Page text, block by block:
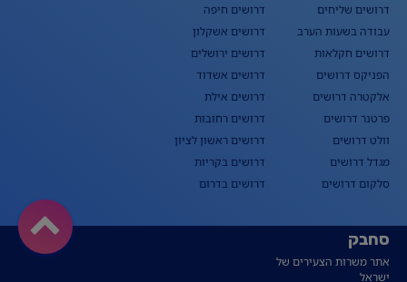
דרושים שליחים
עבודה בשעות הערב
דרושים חקלאות
הפניקס דרושים
אלקטרה דרושים
פרטנר דרושים
וולט דרושים
מגדל דרושים
סלקום דרושים
דרושים חיפה
דרושים אשקלון
דרושים ירושלים
דרושים אשדוד
דרושים אילת
דרושים רחובות
דרושים ראשון לציון
דרושים בקריות
דרושים בדרום
סחבק
אתר משרות הצעירים של
ישראל